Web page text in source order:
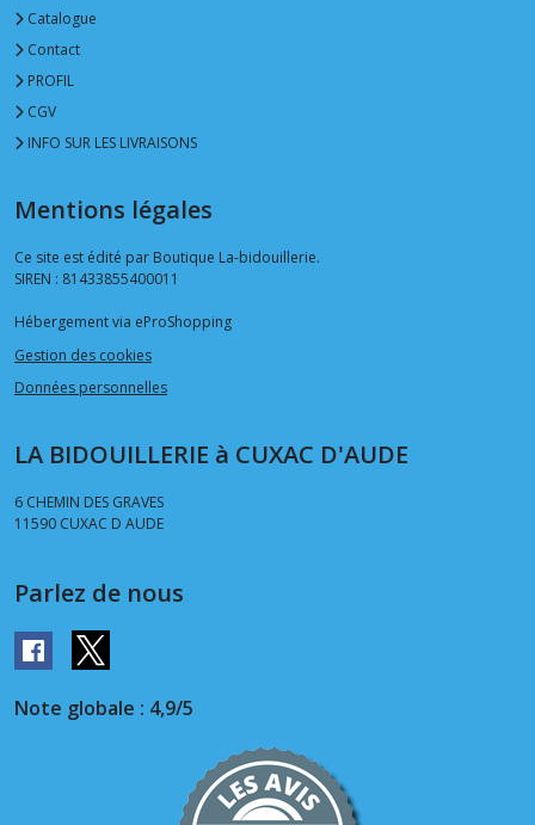
Catalogue
Contact
PROFIL
CGV
INFO SUR LES LIVRAISONS
Mentions légales
Ce site est édité par Boutique La-bidouillerie.
SIREN : 81433855400011
Hébergement via eProShopping
Gestion des cookies
Données personnelles
LA BIDOUILLERIE à CUXAC D'AUDE
6 CHEMIN DES GRAVES
11590 CUXAC D AUDE
Parlez de nous
Note globale : 4,9/5